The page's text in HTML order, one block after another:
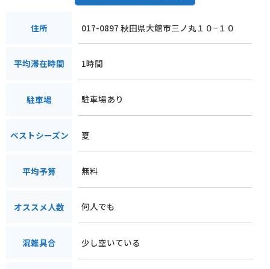
住所 017-0897 秋田県大館市三ノ丸１０−１０
平均滞在時間 1時間
駐車場 駐車場あり
ベストシーズン 夏
平均予算 無料
オススメ人数 何人でも
混雑具合 少し空いている